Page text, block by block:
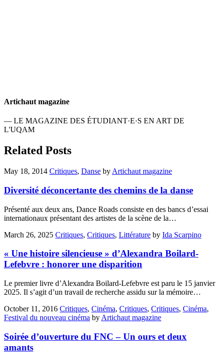
Artichaut magazine
— LE MAGAZINE DES ÉTUDIANT·E·S EN ART DE
L'UQAM
Related Posts
May 18, 2014 Critiques, Danse by Artichaut magazine
Diversité déconcertante des chemins de la danse
Présenté aux deux ans, Dance Roads consiste en des bancs d’essai
internationaux présentant des artistes de la scène de la…
March 26, 2025 Critiques, Critiques, Littérature by Ida Scarpino
« Une histoire silencieuse » d’Alexandra Boilard-
Lefebvre : honorer une disparition
Le premier livre d’Alexandra Boilard-Lefebvre est paru le 15 janvier
2025. Il s’agit d’un travail de recherche assidu sur la mémoire…
October 11, 2016 Critiques, Cinéma, Critiques, Critiques, Cinéma,
Festival du nouveau cinéma by Artichaut magazine
Soirée d’ouverture du FNC – Un ours et deux
amants